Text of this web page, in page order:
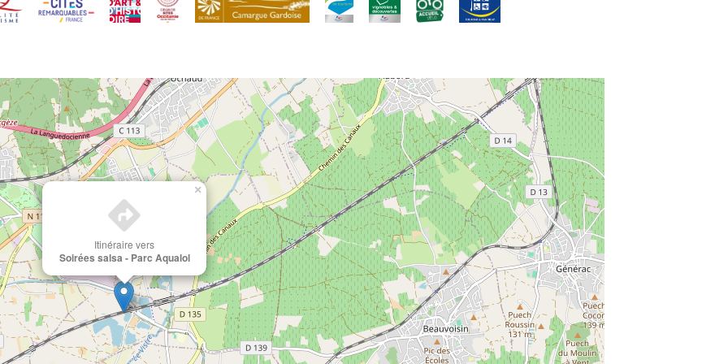
Itinéraire vers
Soirées salsa - Parc Aqualol
×